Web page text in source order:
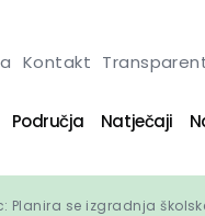
Kontakt
Područja Natječaji
Planira se izgradnja